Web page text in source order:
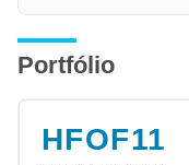
Portfólio
HFOF11